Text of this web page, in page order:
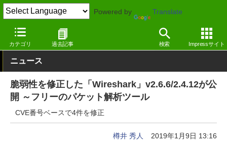
Powered by Translate
カテゴリ 過去記事 検索 Impressサイト
窓の杜 セキュリティ
ニュース
脆弱性を修正した「Wireshark」v2.6.6/2.4.12が公
開 ～フリーのパケット解析ツール
CVE番号ベースで4件を修正
樽井 秀人 2019年1月9日 13:16